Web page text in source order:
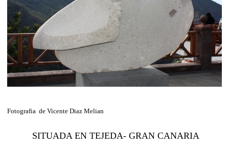
Fotografia de Vicente Diaz Melian
SITUADA EN TEJEDA- GRAN CANARIA